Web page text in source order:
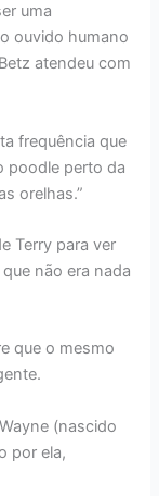
uma
ouvido humano
atendeu com
frequência que
poodle perto da
orelhas.”
Terry para ver
não era nada
que o mesmo
(nascido
por ela,